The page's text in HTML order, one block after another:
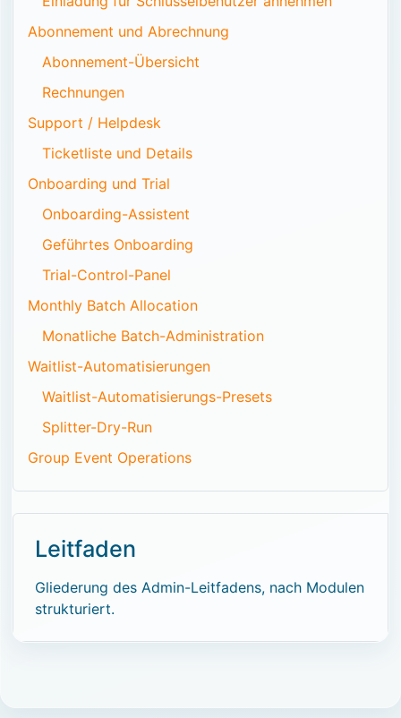
Abonnement und Abrechnung
Abonnement-Übersicht
Rechnungen
Support / Helpdesk
Ticketliste und Details
Onboarding und Trial
Onboarding-Assistent
Geführtes Onboarding
Trial-Control-Panel
Monthly Batch Allocation
Monatliche Batch-Administration
Waitlist-Automatisierungen
Waitlist-Automatisierungs-Presets
Splitter-Dry-Run
Group Event Operations
Leitfaden
Gliederung des Admin-Leitfadens, nach Modulen
strukturiert.